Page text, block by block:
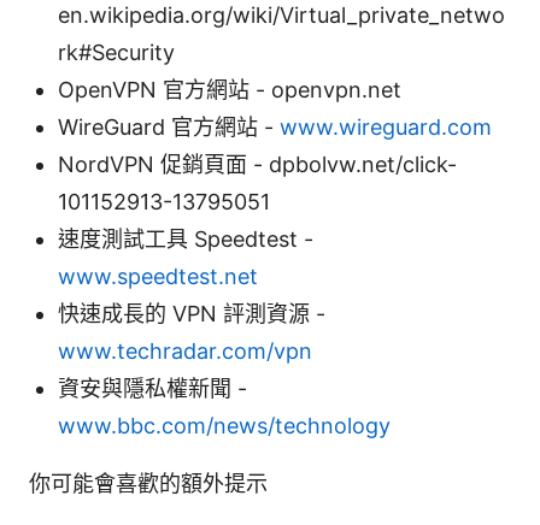
en.wikipedia.org/wiki/Virtual_private_netwo
rk#Security
OpenVPN 官方網站 - openvpn.net
WireGuard 官方網站 - www.wireguard.com
NordVPN 促銷頁面 - dpbolvw.net/click-
101152913-13795051
速度測試工具 Speedtest -
www.speedtest.net
快速成長的 VPN 評測資源 -
www.techradar.com/vpn
資安與隱私權新聞 -
www.bbc.com/news/technology
你可能會喜歡的額外提示